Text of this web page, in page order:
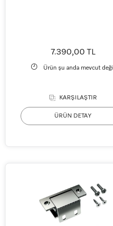
7.390,00 TL
Ürün şu anda mevcut değil
KARŞILAŞTIR
ÜRÜN DETAY